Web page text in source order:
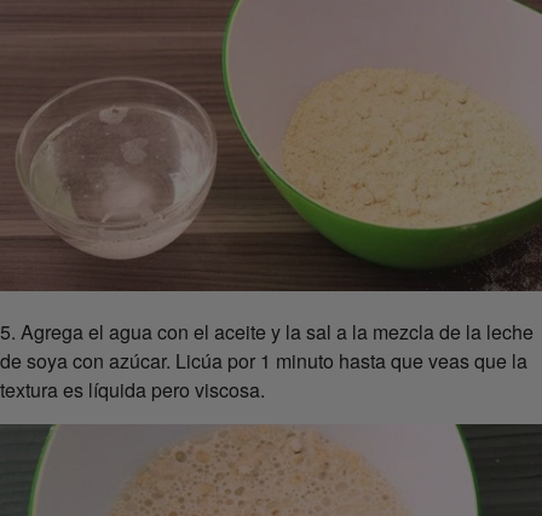
5. Agrega el agua con el aceite y la sal a la mezcla de la leche
de soya con azúcar. Licúa por 1 minuto hasta que veas que la
textura es líquida pero viscosa.